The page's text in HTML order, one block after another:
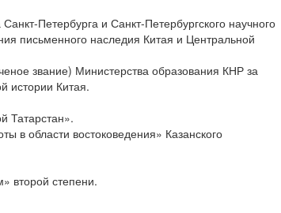
Петербурга и Санкт-Петербургского научного
письменного наследия Китая и Центральной
звание) Министерства образования КНР за
истории Китая.
Татарстан».
области востоковедения» Казанского
второй степени.